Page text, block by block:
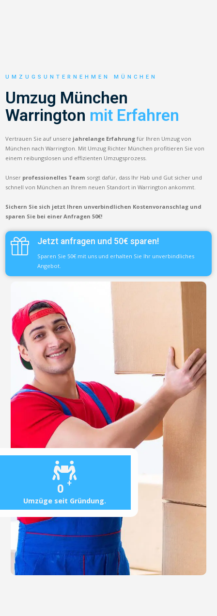
0 +
Umzüge seit Gründung.
UMZUGSUNTERNEHMEN MÜNCHEN
Umzug München
Warrington mit Erfahren
Vertrauen Sie auf unsere jahrelange Erfahrung für Ihren Umzug von
München nach Warrington. Mit Umzug Richter München profitieren Sie von
einem reibungslosen und effizienten Umzugsprozess.
Unser professionelles Team sorgt dafür, dass Ihr Hab und Gut sicher und
schnell von München an Ihrem neuen Standort in Warrington ankommt.
Sichern Sie sich jetzt Ihren unverbindlichen Kostenvoranschlag und
sparen Sie bei einer Anfragen 50€!
Jetzt anfragen und 50€ sparen!
Sparen Sie 50€ mit uns und erhalten Sie Ihr unverbindliches
Angebot.